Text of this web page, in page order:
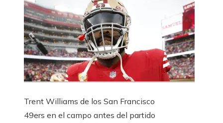
Trent Williams de los San Francisco
49ers en el campo antes del partido